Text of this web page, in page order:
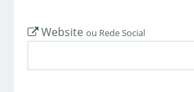
Website ou Rede Social